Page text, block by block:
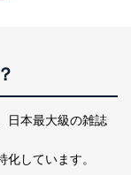
問い合わせ
日本最大級の雑誌
化しています。